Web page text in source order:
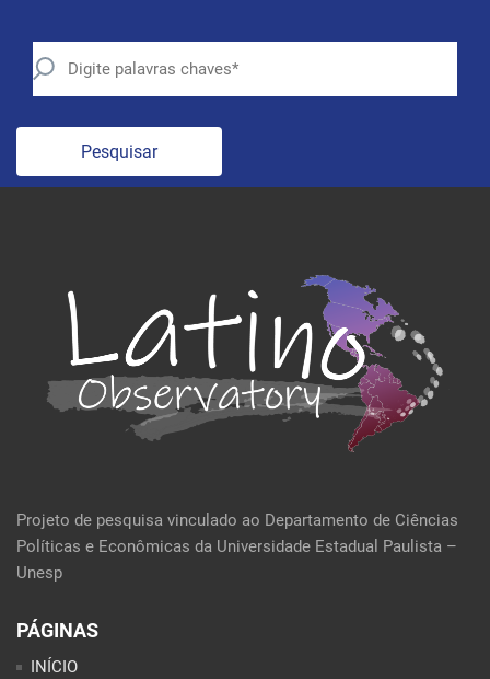
Pesquisar
Projeto de pesquisa vinculado ao Departamento de Ciências
Políticas e Econômicas da Universidade Estadual Paulista –
Unesp
PÁGINAS
INÍCIO